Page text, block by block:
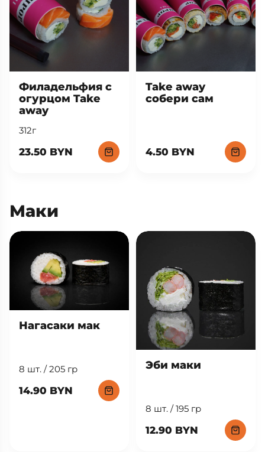
Филадельфия с
огурцом Take
away
312г
23.50 BYN
Take away
собери сам
4.50 BYN
Маки
Нагасаки мак
8 шт. / 205 гр
14.90 BYN
Эби маки
8 шт. / 195 гр
12.90 BYN